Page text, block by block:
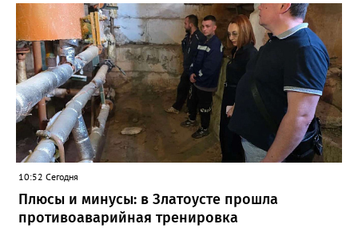
«Благодаря её мудрому руководству в школе сформировался
сильный педагогический коллектив, объединённый общими
ценностями и любовью к своему делу. Для многих Галина
Ивановна навсегда останется не только талантливым
руководителем, но и настоящим Учителем с большой буквы», -
говорится в сообществе школы №23 во ВКонтакте. Свои
соболезнования семье Галины Ивановны выразил глава
Златоуста Олег Решетников. «Её вклад зафиксирован в
важнейших документах школы, но главное - он остался в
людях: в тех учителях, которых она поддержала, в тех
учениках, которых она вдохновила. Заслуженный учитель РФ,
«Отличник народного просвещения», обладатель медали «За
доблестный труд», Галина Ивановна оставила не только
награды и документы, но и работающий, живой механизм
школы, который продолжает жить её принципами», - говорится
в некрологе.
10:52 Сегодня
Плюсы и минусы: в Златоусте прошла
противоаварийная тренировка